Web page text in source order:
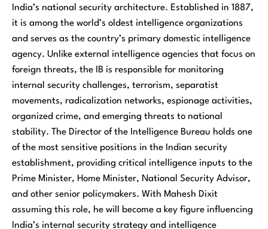
India’s national security architecture. Established in 1887,
it is among the world’s oldest intelligence organizations
and serves as the country’s primary domestic intelligence
agency. Unlike external intelligence agencies that focus on
foreign threats, the IB is responsible for monitoring
internal security challenges, terrorism, separatist
movements, radicalization networks, espionage activities,
organized crime, and emerging threats to national
stability. The Director of the Intelligence Bureau holds one
of the most sensitive positions in the Indian security
establishment, providing critical intelligence inputs to the
Prime Minister, Home Minister, National Security Advisor,
and other senior policymakers. With Mahesh Dixit
assuming this role, he will become a key figure influencing
India’s internal security strategy and intelligence